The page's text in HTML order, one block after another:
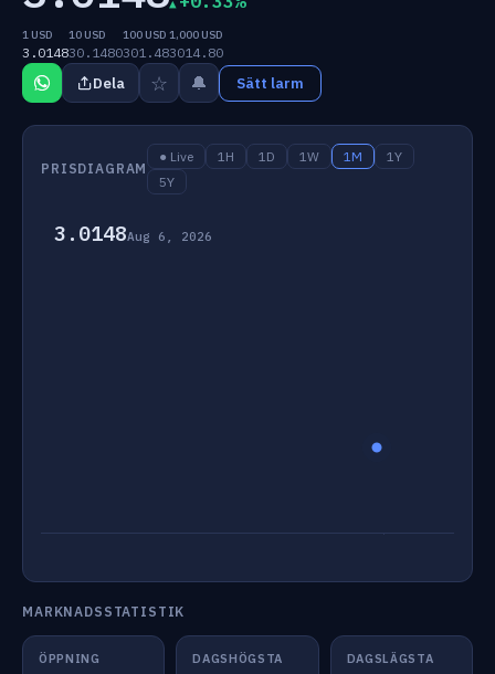
1 USD
3.0148
10 USD
30.1480
100 USD
301.48
1,000 USD
3014.80
Dela ☆ 🔔 Sätt larm
PRISDIAGRAM
● Live 1H 1D 1W 1M
1Y
5Y
3.0148Aug 6, 2026
MARKNADSSTATISTIK
ÖPPNING DAGSHÖGSTA DAGSLÄGSTA